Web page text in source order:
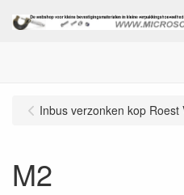
Inbus verzonken kop Roest
M2